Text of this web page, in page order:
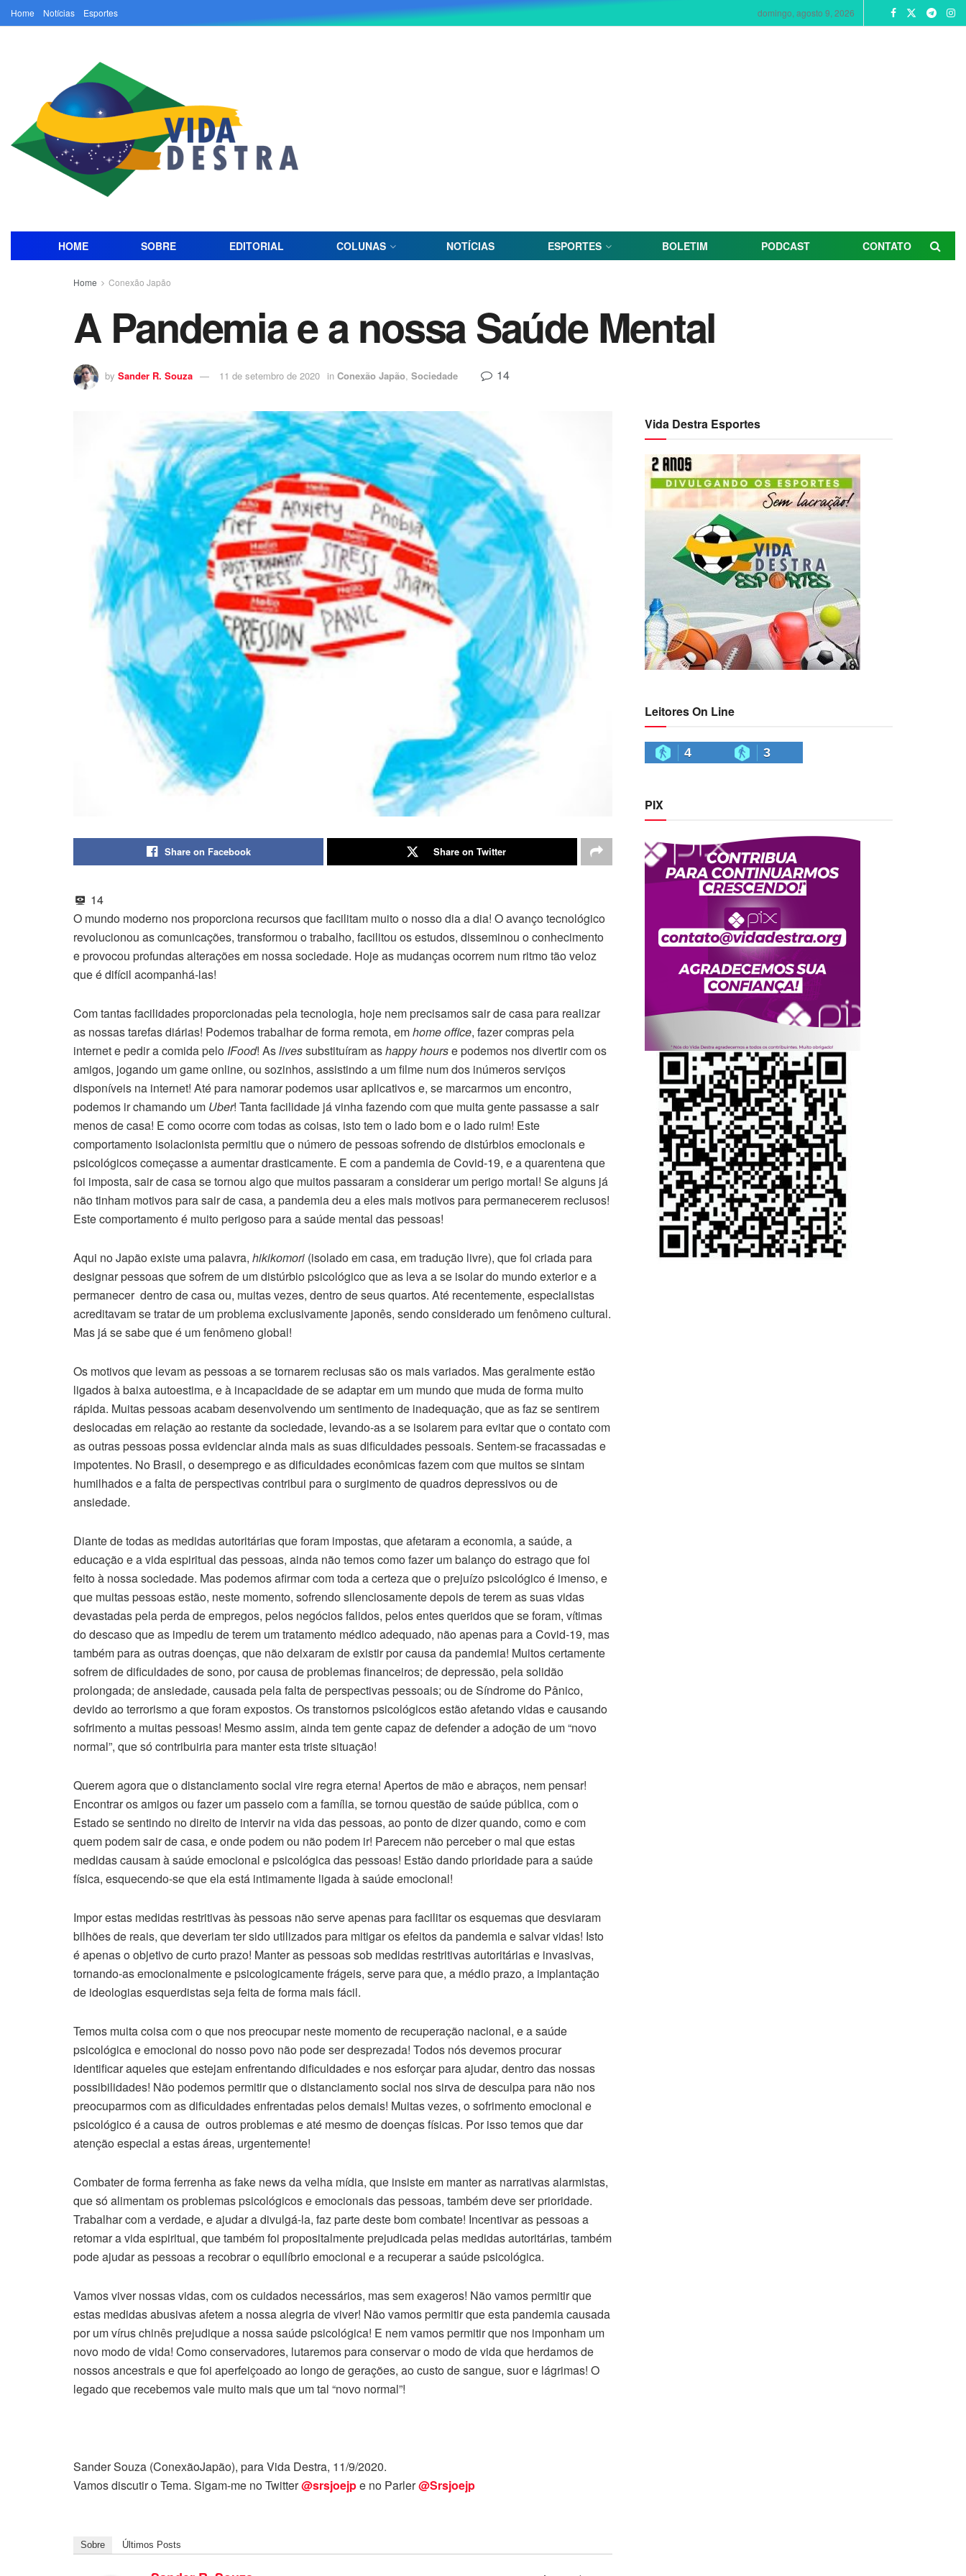
Home Notícias Esportes domingo, agosto 9, 2026
HOME SOBRE EDITORIAL COLUNAS NOTÍCIAS ESPORTES BOLETIM PODCAST CONTATO
Home Conexão Japão
A Pandemia e a nossa Saúde Mental
by Sander R. Souza 11 de setembro de 2020 in Conexão Japão, Sociedade 14
Share on Facebook Share on Twitter
14
O mundo moderno nos proporciona recursos que facilitam muito o nosso dia a dia! O avanço tecnológico
revolucionou as comunicações, transformou o trabalho, facilitou os estudos, disseminou o conhecimento
e provocou profundas alterações em nossa sociedade. Hoje as mudanças ocorrem num ritmo tão veloz
que é difícil acompanhá-las!
Com tantas facilidades proporcionadas pela tecnologia, hoje nem precisamos sair de casa para realizar
as nossas tarefas diárias! Podemos trabalhar de forma remota, emhome office, fazer compras pela
internet e pedir a comida pelo IFood! Aslivessubstituíram ashappy hourse podemos nos divertir com os
amigos, jogando um game online, ou sozinhos, assistindo a um filme num dos inúmeros serviços
disponíveis na internet! Até para namorar podemos usar aplicativos e, se marcarmos um encontro,
podemos ir chamando um Uber! Tanta facilidade já vinha fazendo com que muita gente passasse a sair
menos de casa! E como ocorre com todas as coisas, isto tem o lado bom e o lado ruim! Este
comportamento isolacionista permitiu que o número de pessoas sofrendo de distúrbios emocionais e
psicológicos começasse a aumentar drasticamente. E com a pandemia de Covid-19, e a quarentena que
foi imposta, sair de casa se tornou algo que muitos passaram a considerar um perigo mortal! Se alguns já
não tinham motivos para sair de casa, a pandemia deu a eles mais motivos para permanecerem reclusos!
Este comportamento é muito perigoso para a saúde mental das pessoas!
Aqui no Japão existe uma palavra, hikikomori (isolado em casa, em tradução livre), que foi criada para
designar pessoas que sofrem de um distúrbio psicológico que as leva a se isolar do mundo exterior e a
permanecer dentro de casa ou, muitas vezes, dentro de seus quartos. Até recentemente, especialistas
acreditavam se tratar de um problema exclusivamente japonês, sendo considerado um fenômeno cultural.
Mas já se sabe que é um fenômeno global!
Os motivos que levam as pessoas a se tornarem reclusas são os mais variados. Mas geralmente estão
ligados à baixa autoestima, e à incapacidade de se adaptar em um mundo que muda de forma muito
rápida. Muitas pessoas acabam desenvolvendo um sentimento de inadequação, que as faz se sentirem
deslocadas em relação ao restante da sociedade, levando-as a se isolarem para evitar que o contato com
as outras pessoas possa evidenciar ainda mais as suas dificuldades pessoais. Sentem-se fracassadas e
impotentes. No Brasil, o desemprego e as dificuldades econômicas fazem com que muitos se sintam
humilhados e a falta de perspectivas contribui para o surgimento de quadros depressivos ou de
ansiedade.
Diante de todas as medidas autoritárias que foram impostas, que afetaram a economia, a saúde, a
educação e a vida espiritual das pessoas, ainda não temos como fazer um balanço do estrago que foi
feito à nossa sociedade. Mas podemos afirmar com toda a certeza que o prejuízo psicológico é imenso, e
que muitas pessoas estão, neste momento, sofrendo silenciosamente depois de terem as suas vidas
devastadas pela perda de empregos, pelos negócios falidos, pelos entes queridos que se foram, vítimas
do descaso que as impediu de terem um tratamento médico adequado, não apenas para a Covid-19, mas
também para as outras doenças, que não deixaram de existir por causa da pandemia! Muitos certamente
sofrem de dificuldades de sono, por causa de problemas financeiros; de depressão, pela solidão
prolongada; de ansiedade, causada pela falta de perspectivas pessoais; ou de Síndrome do Pânico,
devido ao terrorismo a que foram expostos. Os transtornos psicológicos estão afetando vidas e causando
sofrimento a muitas pessoas! Mesmo assim, ainda tem gente capaz de defender a adoção de um “novo
normal”, que só contribuiria para manter esta triste situação!
Querem agora que o distanciamento social vire regra eterna! Apertos de mão e abraços, nem pensar!
Encontrar os amigos ou fazer um passeio com a família, se tornou questão de saúde pública, com o
Estado se sentindo no direito de intervir na vida das pessoas, ao ponto de dizer quando, como e com
quem podem sair de casa, e onde podem ou não podem ir! Parecem não perceber o mal que estas
medidas causam à saúde emocional e psicológica das pessoas! Estão dando prioridade para a saúde
física, esquecendo-se que ela está intimamente ligada à saúde emocional!
Impor estas medidas restritivas às pessoas não serve apenas para facilitar os esquemas que desviaram
bilhões de reais, que deveriam ter sido utilizados para mitigar os efeitos da pandemia e salvar vidas! Isto
é apenas o objetivo de curto prazo! Manter as pessoas sob medidas restritivas autoritárias e invasivas,
tornando-as emocionalmente e psicologicamente frágeis, serve para que, a médio prazo, a implantação
de ideologias esquerdistas seja feita de forma mais fácil.
Temos muita coisa com o que nos preocupar neste momento de recuperação nacional, e a saúde
psicológica e emocional do nosso povo não pode ser desprezada! Todos nós devemos procurar
identificar aqueles que estejam enfrentando dificuldades e nos esforçar para ajudar, dentro das nossas
possibilidades! Não podemos permitir que o distanciamento social nos sirva de desculpa para não nos
preocuparmos com as dificuldades enfrentadas pelos demais! Muitas vezes, o sofrimento emocional e
psicológico é a causa de outros problemas e até mesmo de doenças físicas. Por isso temos que dar
atenção especial a estas áreas, urgentemente!
Combater de forma ferrenha as fake news da velha mídia, que insiste em manter as narrativas alarmistas,
que só alimentam os problemas psicológicos e emocionais das pessoas, também deve ser prioridade.
Trabalhar com a verdade, e ajudar a divulgá-la, faz parte deste bom combate! Incentivar as pessoas a
retomar a vida espiritual, que também foi propositalmente prejudicada pelas medidas autoritárias, também
pode ajudar as pessoas a recobrar o equilíbrio emocional e a recuperar a saúde psicológica.
Vamos viver nossas vidas, com os cuidados necessários, mas sem exageros! Não vamos permitir que
estas medidas abusivas afetem a nossa alegria de viver! Não vamos permitir que esta pandemia causada
por um vírus chinês prejudique a nossa saúde psicológica! E nem vamos permitir que nos imponham um
novo modo de vida! Como conservadores, lutaremos para conservar o modo de vida que herdamos de
nossos ancestrais e que foi aperfeiçoado ao longo de gerações, ao custo de sangue, suor e lágrimas! O
legado que recebemos vale muito mais que um tal “novo normal”!
Sander Souza (ConexãoJapão), para Vida Destra, 11/9/2020.
Vamos discutir o Tema. Sigam-me no Twitter@srsjoejpe no Parler@Srsjoejp
Sobre Últimos Posts
Vida Destra Esportes
Leitores On Line
4 3
PIX